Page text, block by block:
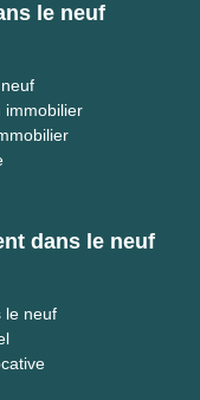
le neuf
immobilier
dans le neuf
le neuf